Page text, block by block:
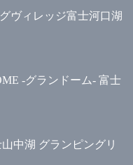
ヴィレッジ富士河口湖
-グランドーム- 富士
中湖 グランピングリ